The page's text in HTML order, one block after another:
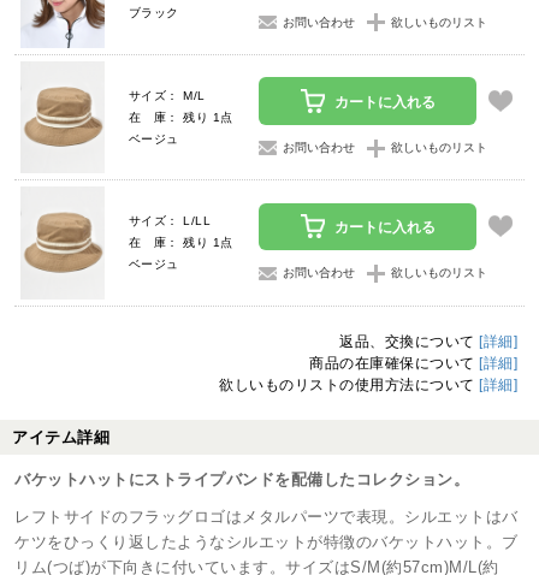
ブラック
お問い合わせ 欲しいものリスト
サイズ： M/L
在 庫： 残り 1点
ベージュ
カートに入れる
お問い合わせ 欲しいものリスト
サイズ： L/LL
在 庫： 残り 1点
ベージュ
カートに入れる
お問い合わせ 欲しいものリスト
返品、交換について [詳細]
商品の在庫確保について [詳細]
欲しいものリストの使用方法について [詳細]
アイテム詳細
バケットハットにストライプバンドを配備したコレクション。
レフトサイドのフラッグロゴはメタルパーツで表現。シルエットはバ
ケツをひっくり返したようなシルエットが特徴のバケットハット。ブ
リム(つば)が下向きに付いています。サイズはS/M(約57cm)M/L(約